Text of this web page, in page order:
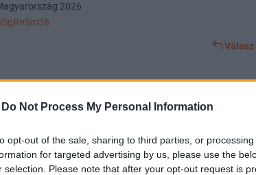
Do Not Process My Personal Information
opt-out of the sale, sharing to third parties, or
for targeted advertising by us, please use the
selection. Please note that after your opt-out request is
2026
Válasz
videoklip)
Válasz